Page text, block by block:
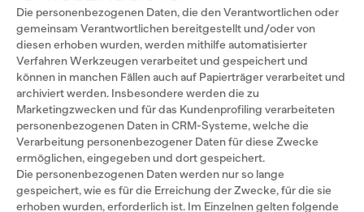
Die personenbezogenen Daten, die den Verantwortlichen oder
gemeinsam Verantwortlichen bereitgestellt und/oder von
diesen erhoben wurden, werden mithilfe automatisierter
Verfahren Werkzeugen verarbeitet und gespeichert und
können in manchen Fällen auch auf Papierträger verarbeitet und
archiviert werden. Insbesondere werden die zu
Marketingzwecken und für das Kundenprofiling verarbeiteten
personenbezogenen Daten in CRM-Systeme, welche die
Verarbeitung personenbezogener Daten für diese Zwecke
ermöglichen, eingegeben und dort gespeichert.
Die personenbezogenen Daten werden nur so lange
gespeichert, wie es für die Erreichung der Zwecke, für die sie
erhoben wurden, erforderlich ist. Im Einzelnen gelten folgende